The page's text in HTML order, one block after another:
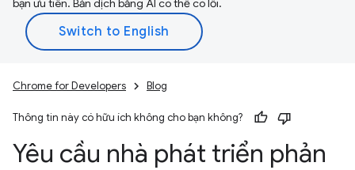
bạn ưu tiên. Bản dịch bằng AI có thể có lỗi.
Chrome for Developers Blog
Thông tin này có hữu ích không cho bạn không?
Yêu cầu nhà phát triển phản